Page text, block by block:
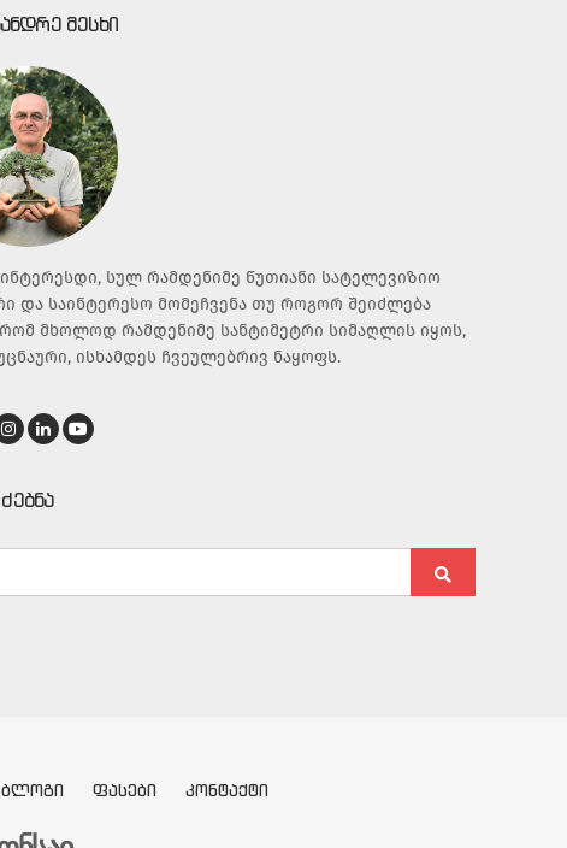
ᲛᲔᲡᲮᲘ
სულ რამდენიმე წუთიანი სატელევიზიო
და საინტერესო მომეჩვენა თუ როგორ შეიძლება
მხოლოდ რამდენიმე სანტიმეტრი სიმაღლის იყოს,
ისხამდეს ჩვეულებრივ ნაყოფს.
ᲫᲔᲑᲜᲐ
ᲑᲚᲝᲒᲘ ᲤᲐᲡᲔᲑᲘ ᲙᲝᲜᲢᲐᲥᲢᲘ